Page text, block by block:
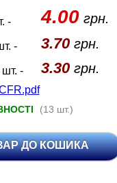
- 4.00грн.
- 3.70грн.
шт. - 3.30грн.
(13 шт.)
ДО КОШИКА